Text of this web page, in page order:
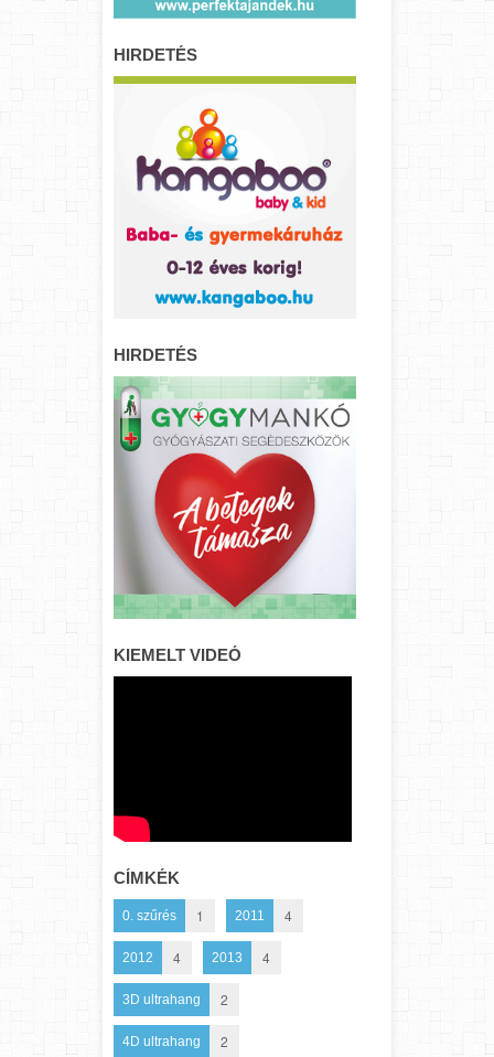
HIRDETÉS
HIRDETÉS
KIEMELT VIDEÓ
CÍMKÉK
0. szűrés 1 2011 4
2012 4 2013 4
3D ultrahang 2
4D ultrahang 2